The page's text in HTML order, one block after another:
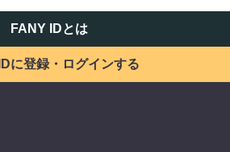
FANY IDとは
に登録・ログインする